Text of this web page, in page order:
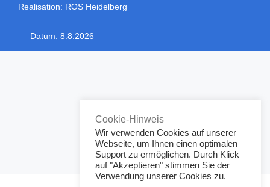
Realisation: ROS Heidelberg
Datum: 8.8.2026
Cookie-Hinweis
Wir verwenden Cookies auf unserer
Webseite, um Ihnen einen optimalen
Support zu ermöglichen. Durch Klick
auf "Akzeptieren" stimmen Sie der
Verwendung unserer Cookies zu.